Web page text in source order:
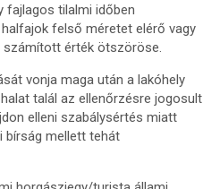
fajlagos tilalmi időben
felső méretet elérő vagy
számított érték ötszöröse.
vonja maga után a lakóhely
talál az ellenőrzésre jogosult
elleni szabálysértés miatt
bírság mellett tehát